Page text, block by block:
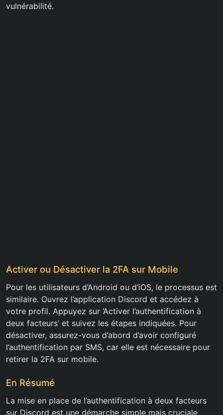
vulnérabilité.
Activer ou Désactiver la 2FA sur Mobile
Pour les utilisateurs d’Android ou d’iOS, le processus est
similaire. Ouvrez l’application Discord et accédez à
votre profil. Appuyez sur ‘Activer l’authentification à
deux facteurs’ et suivez les étapes indiquées. Pour
désactiver, assurez-vous d’abord d’avoir configuré
l’authentification par SMS, car elle est nécessaire pour
retirer la 2FA sur mobile.
En Résumé
La mise en place de l’authentification à deux facteurs
sur Discord est une démarche simple mais cruciale